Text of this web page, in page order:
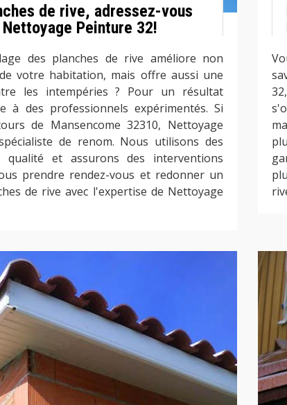
de rive, adressez-vous
Peinture 32!
des planches de rive améliore non
votre habitation, mais offre aussi une
les intempéries ? Pour un résultat
à des professionnels expérimentés. Si
de Mansencome 32310, Nettoyage
de renom. Nous utilisons des
qualité et assurons des interventions
prendre rendez-vous et redonner un
de rive avec l'expertise de Nettoyage